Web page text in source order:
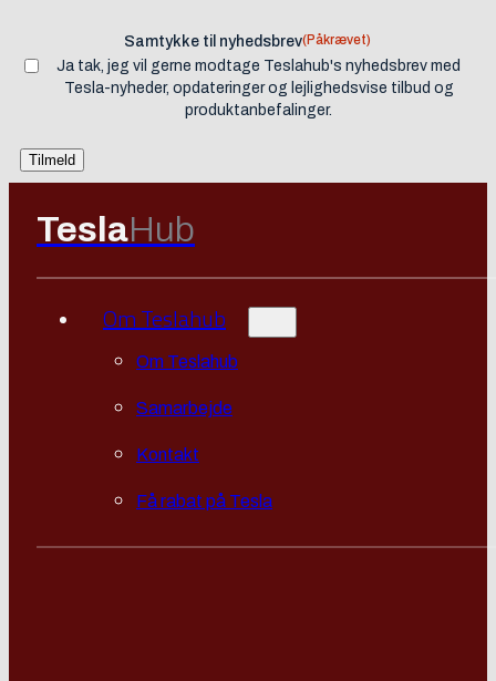
Samtykke til nyhedsbrev(Påkrævet)
Ja tak, jeg vil gerne modtage Teslahub's nyhedsbrev med
Tesla-nyheder, opdateringer og lejlighedsvise tilbud og
produktanbefalinger.
TeslaHub
Om Teslahub
Om Teslahub
Samarbejde
Kontakt
Få rabat på Tesla